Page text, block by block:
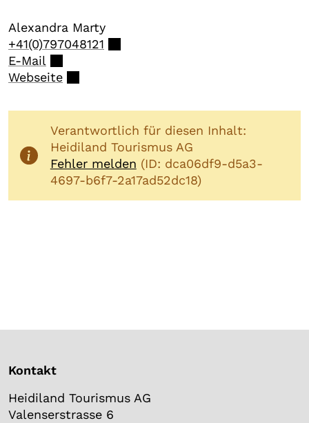
Alexandra Marty
+41(0)797048121
E-Mail
Webseite
Verantwortlich für diesen Inhalt:
Heidiland Tourismus AG
Fehler melden (ID: dca06df9-d5a3-
4697-b6f7-2a17ad52dc18)
Kontakt
Heidiland Tourismus AG
Valenserstrasse 6